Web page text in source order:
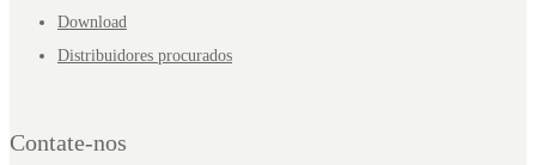
Download
Distribuidores procurados
Contate-nos